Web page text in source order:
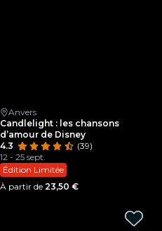
Anvers
Candlelight : les chansons
d’amour de Disney
4.3
(39)
12 - 25 sept.
Édition Limitée
À partir de 23,50 €